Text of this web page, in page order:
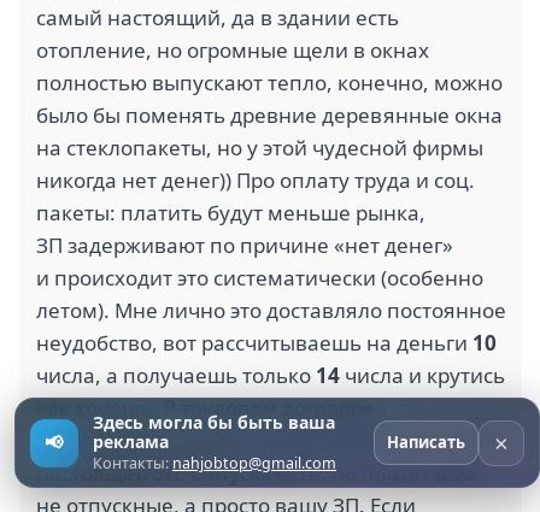
самый настоящий, да в здании есть
отопление, но огромные щели в окнах
полностью выпускают тепло, конечно, можно
было бы поменять древние деревянные окна
на стеклопакеты, но у этой чудесной фирмы
никогда нет денег)) Про оплату труда и соц.
пакеты: платить будут меньше рынка,
ЗП задерживают по причине «нет денег»
и происходит это систематически (особенно
летом). Мне лично это доставляло постоянное
неудобство, вот рассчитываешь на деньги 10
числа, а получаешь только 14 числа и крутись
как хочешь. В трудовом договоре
прописывают оклад, который меньше вашей
настоящей ЗП. Отпуска есть, но платят вам
не отпускные, а просто вашу ЗП. Если
📢
Здесь могла бы быть ваша
реклама
Контакты: nahjobtop@gmail.com
Написать ×